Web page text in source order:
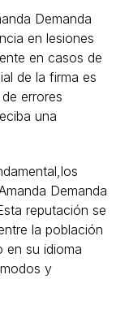
Demanda
en lesiones
en casos de
de la firma es
errores
una
Demanda
reputación se
la población
en su idioma
y